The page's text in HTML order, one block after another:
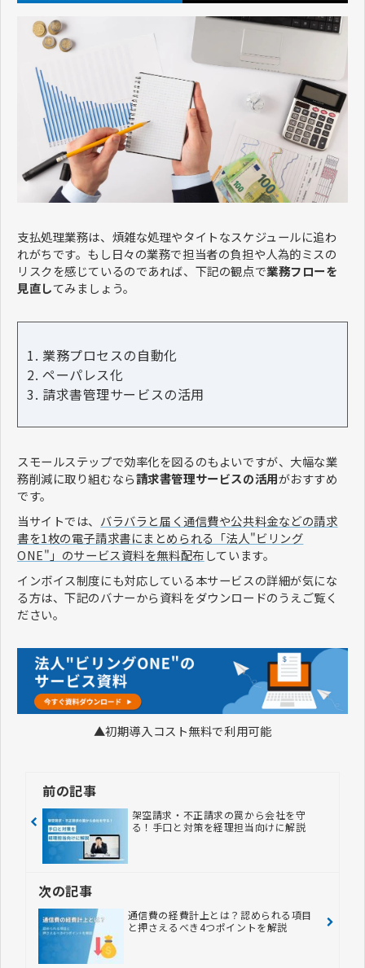
支払処理業務は、煩雑な処理やタイトなスケジュールに追わ
れがちです。もし日々の業務で担当者の負担や人為的ミスの
リスクを感じているのであれば、下記の観点で業務フローを
見直してみましょう。
業務プロセスの自動化
ペーパレス化
請求書管理サービスの活用
スモールステップで効率化を図るのもよいですが、大幅な業
務削減に取り組むなら請求書管理サービスの活用がおすすめ
です。
当サイトでは、 バラバラと届く通信費や公共料金などの請求
書を1枚の電子請求書にまとめられる「法人"ビリング
ONE"」のサービス資料を無料配布しています。
インボイス制度にも対応している本サービスの詳細が気にな
る方は、下記のバナーから資料をダウンロードのうえご覧く
ださい。
▲初期導入コスト無料で利用可能
前の記事
架空請求・不正請求の罠から会社を守
る！手口と対策を経理担当向けに解説
次の記事
通信費の経費計上とは？認められる項目
と押さえるべき4つポイントを解説